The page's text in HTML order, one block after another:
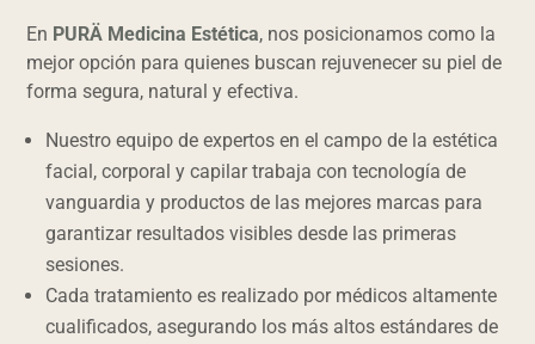
En PURÄ Medicina Estética, nos posicionamos como la
mejor opción para quienes buscan rejuvenecer su piel de
forma segura, natural y efectiva.
Nuestro equipo de expertos en el campo de la estética
facial, corporal y capilar trabaja con tecnología de
vanguardia y productos de las mejores marcas para
garantizar resultados visibles desde las primeras
sesiones.
Cada tratamiento es realizado por médicos altamente
cualificados, asegurando los más altos estándares de